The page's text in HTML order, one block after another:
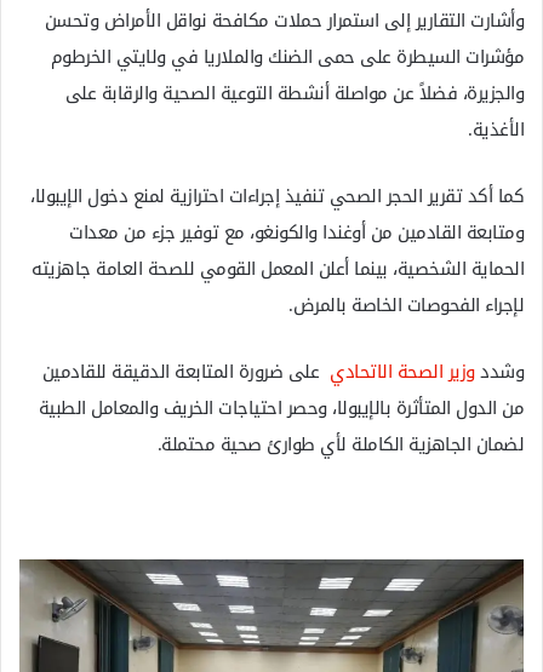
وأشارت التقارير إلى استمرار حملات مكافحة نواقل الأمراض وتحسن
مؤشرات السيطرة على حمى الضنك والملاريا في ولايتي الخرطوم
والجزيرة، فضلاً عن مواصلة أنشطة التوعية الصحية والرقابة على
الأغذية.
كما أكد تقرير الحجر الصحي تنفيذ إجراءات احترازية لمنع دخول الإيبولا،
ومتابعة القادمين من أوغندا والكونغو، مع توفير جزء من معدات
الحماية الشخصية، بينما أعلن المعمل القومي للصحة العامة جاهزيته
لإجراء الفحوصات الخاصة بالمرض.
وشددوزير الصحة الاتحادي على ضرورة المتابعة الدقيقة للقادمين
من الدول المتأثرة بالإيبولا، وحصر احتياجات الخريف والمعامل الطبية
لضمان الجاهزية الكاملة لأي طوارئ صحية محتملة.